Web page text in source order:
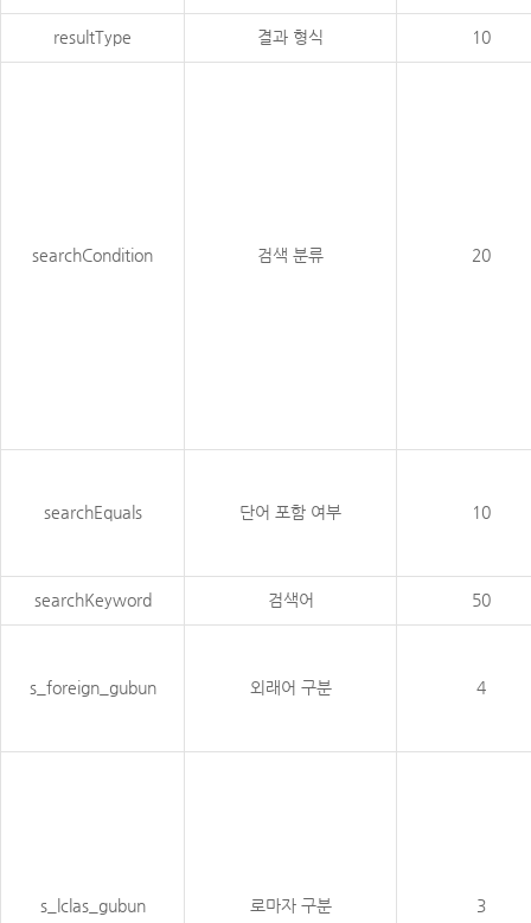
resultType 결과 형식 10
searchCondition 검색 분류 20
searchEquals 단어 포함 여부 10
searchKeyword 검색어 50
s_foreign_gubun 외래어 구분 4
s_lclas_gubun 로마자 구분 3